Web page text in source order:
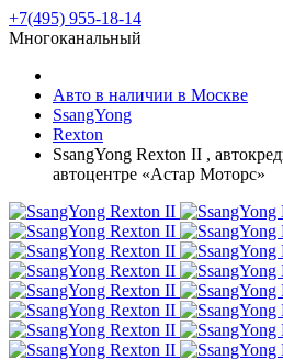
+7(495) 955-18-14
Многоканальный
Авто в наличии в Москве
SsangYong
Rexton
SsangYong Rexton II ,
автоцентре «Астар Моторс»